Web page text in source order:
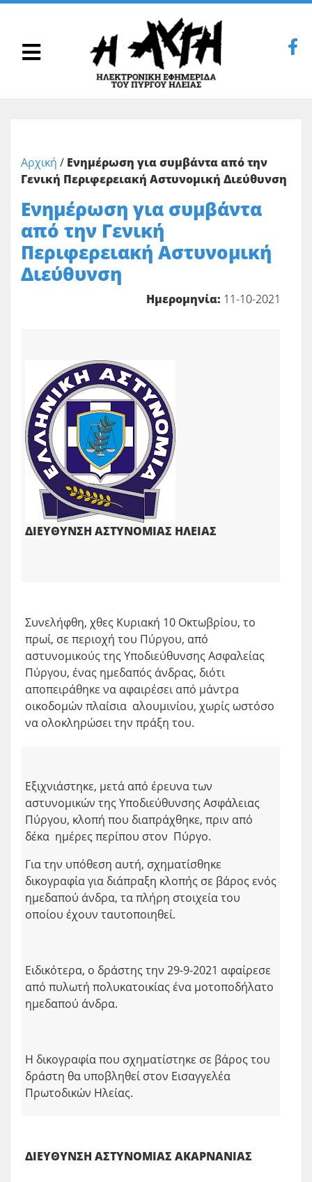
Αρχική / Ενημέρωση για συμβάντα από την
Γενική Περιφερειακή Αστυνομική Διεύθυνση
Ενημέρωση για συμβάντα
από την Γενική
Περιφερειακή Αστυνομική
Διεύθυνση
Ημερομηνία: 11-10-2021
ΔΙΕΥΘΥΝΣΗ ΑΣΤΥΝΟΜΙΑΣ ΗΛΕΙΑΣ
Συνελήφθη, χθες Κυριακή 10 Οκτωβρίου, το
πρωί, σε περιοχή του Πύργου, από
αστυνομικούς της Υποδιεύθυνσης Ασφαλείας
Πύργου, ένας ημεδαπός άνδρας, διότι
αποπειράθηκε να αφαιρέσει από μάντρα
οικοδομών πλαίσια αλουμινίου, χωρίς ωστόσο
να ολοκληρώσει την πράξη του.
Εξιχνιάστηκε, μετά από έρευνα των
αστυνομικών της Υποδιεύθυνσης Ασφάλειας
Πύργου, κλοπή που διαπράχθηκε, πριν από
δέκα ημέρες περίπου στον Πύργο.
Για την υπόθεση αυτή, σχηματίσθηκε
δικογραφία για διάπραξη κλοπής σε βάρος ενός
ημεδαπού άνδρα, τα πλήρη στοιχεία του
οποίου έχουν ταυτοποιηθεί.
Ειδικότερα, ο δράστης την 29-9-2021 αφαίρεσε
από πυλωτή πολυκατοικίας ένα μοτοποδήλατο
ημεδαπού άνδρα.
Η δικογραφία που σχηματίστηκε σε βάρος του
δράστη θα υποβληθεί στον Εισαγγελέα
Πρωτοδικών Ηλείας.
ΔΙΕΥΘΥΝΣΗ ΑΣΤΥΝΟΜΙΑΣ ΑΚΑΡΝΑΝΙΑΣ